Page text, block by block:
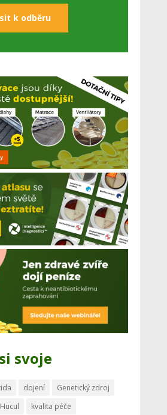
svoje
dojení
Genetický zdroj
Hucul
kvalita péče